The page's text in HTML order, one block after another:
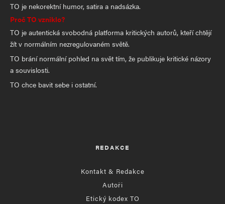
TO je nekorektní humor, satira a nadsázka.
Proč TO vzniklo?
TO je autentická svobodná platforma kritických autorů, kteří chtějí
žít v normálním nezregulovaném světě.
TO brání normální pohled na svět tím, že publikuje kritické názory
a souvislosti.
TO chce bavit sebe i ostatní.
REDAKCE
Kontakt & Redakce
Autoři
Etický kodex TO